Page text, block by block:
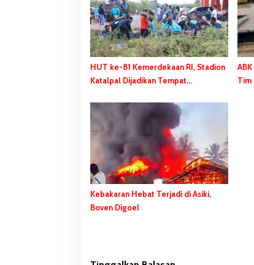
p
o
s
HUT ke-81 Kemerdekaan RI, Stadion
Katalpal Dijadikan Tempat
Tim
Kebakaran Hebat Terjadi di Asiki,
Boven Digoel